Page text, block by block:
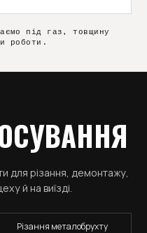
під газ, товщину
роботи.
для різання, демонтажу,
й на виїзді.
Різання металобрухту